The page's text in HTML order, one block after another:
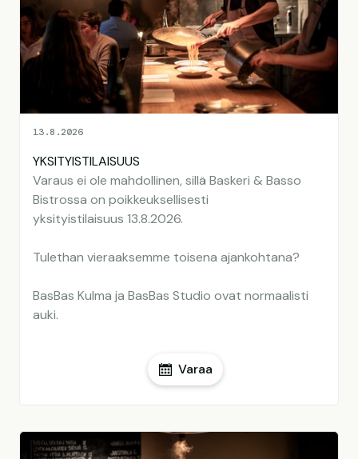
13.8.2026
YKSITYISTILAISUUS
Varaus ei ole mahdollinen, sillä Baskeri & Basso
Bistrossa on poikkeuksellisesti
yksityistilaisuus 13.8.2026.
Tulethan vieraaksemme toisena ajankohtana?
BasBas Kulma ja BasBas Studio ovat normaalisti
auki.
Varaa